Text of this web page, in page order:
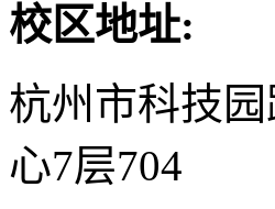
校区地址:
杭州市科技
心7层704